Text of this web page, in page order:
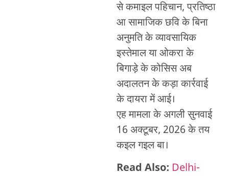
से कमाइल पहिचान, प्रतिष्ठा
आ सामाजिक छवि के बिना
अनुमति के व्यावसायिक
इस्तेमाल या ओकरा के
बिगाड़े के कोसिस अब
अदालतन के कड़ा कार्रवाई
के दायरा में आई।
एह मामला के अगली सुनवाई
16 अक्टूबर, 2026 के तय
कइल गइल बा।
Read Also: Delhi-